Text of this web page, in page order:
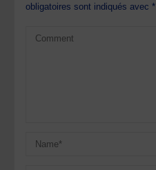
obligatoires sont indiqués avec*